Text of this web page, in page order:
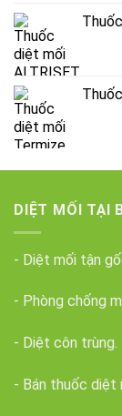
DIỆT MỐI TẠI
- Diệt mối tận
- Phòng chống
- Diệt côn trùng.
- Bán thuốc diệt